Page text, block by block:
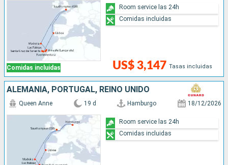
Comidas incluidas US$ 3,147 Tasas incluidas
Room service las 24h
Comidas incluidas
ALEMANIA, PORTUGAL, REINO UNIDO
Queen Anne 19 d Hamburgo 18/12/2026
Room service las 24h
Comidas incluidas